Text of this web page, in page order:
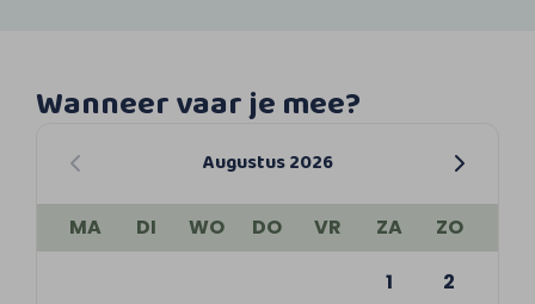
Wanneer vaar je mee?
Augustus 2026
MA DI WO DO VR ZA
ZO
1
2